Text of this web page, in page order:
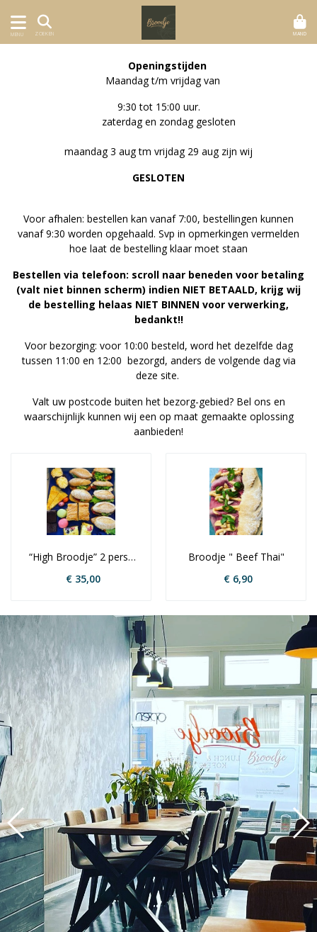
MENU ZOEKEN MAND
Openingstijden
Maandag t/m vrijdag van
9:30 tot 15:00 uur.
zaterdag en zondag gesloten
maandag 3 aug tm vrijdag 29 aug zijn wij
GESLOTEN
Voor afhalen: bestellen kan vanaf 7:00, bestellingen kunnen
vanaf 9:30 worden opgehaald. Svp in opmerkingen vermelden
hoe laat de bestelling klaar moet staan
Bestellen via telefoon: scroll naar beneden voor betaling
(valt niet binnen scherm) indien NIET BETAALD, krijg wij
de bestelling helaas NIET BINNEN voor verwerking,
bedankt!!
Voor bezorging: voor 10:00 besteld, word het dezelfde dag
tussen 11:00 en 12:00 bezorgd, anders de volgende dag via
deze site.
Valt uw postcode buiten het bezorg-gebied? Bel ons en
waarschijnlijk kunnen wij een op maat gemaakte oplossing
aanbieden!
“High Broodje” 2 pers
personen
€ 35,00
Broodje " Beef Thai"
€ 6,90